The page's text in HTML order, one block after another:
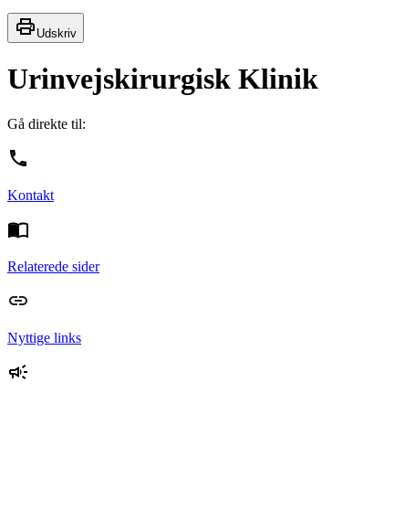
Udskriv
Urinvejskirurgisk Klinik
Gå direkte til:
Kontakt
Relaterede sider
Nyttige links